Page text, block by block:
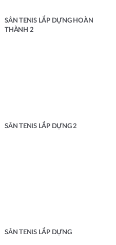
SÂN TENIS LẮP DỰNG HOÀN
THÀNH 2
SÂN TENIS LẮP DỰNG 2
SÂN TENIS LẮP DỰNG